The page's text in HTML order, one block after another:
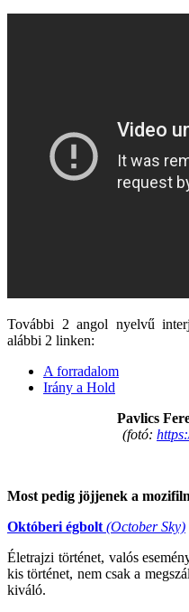
További 2 angol nyelvű
alábbi 2 linken:
A forradalom
Irány a Hold
Pavlics
(fotó:
Most pedig jöjjenek a
Októberi égbolt (October Sky)
Életrajzi történet, valós
kis történet, nem csak a
kiváló.